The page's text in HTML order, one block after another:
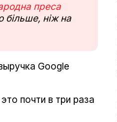
преса
більше, ніж на
Google
почти в три раза